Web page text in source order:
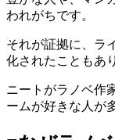
われがちです。
それが証拠に、ラ
化されたこともあ
ニートがラノベ作
ームが好きな人が